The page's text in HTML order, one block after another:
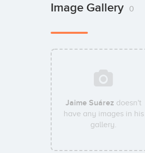
Image Gallery 0
Jaime Suárez doesn't
have any images in his
gallery.